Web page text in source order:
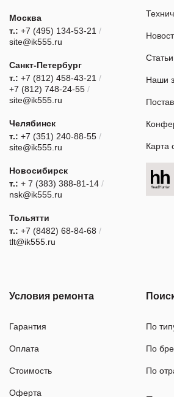
Москва
т.: +7 (495) 134-53-21 /
site@ik555.ru
Санкт-Петербург
т.: +7 (812) 458-43-21 /
+7 (812) 748-24-55 /
site@ik555.ru
Челябинск
т.: +7 (351) 240-88-55 /
site@ik555.ru
Новосибирск
т.: + 7 (383) 388-81-14 /
nsk@ik555.ru
Тольятти
т.: +7 (8482) 68-84-68 /
tlt@ik555.ru
Статьи
Наши
Карта
Условия ремонта
Гарантия
Оплата
Стоимость
Оферта
По
По
По